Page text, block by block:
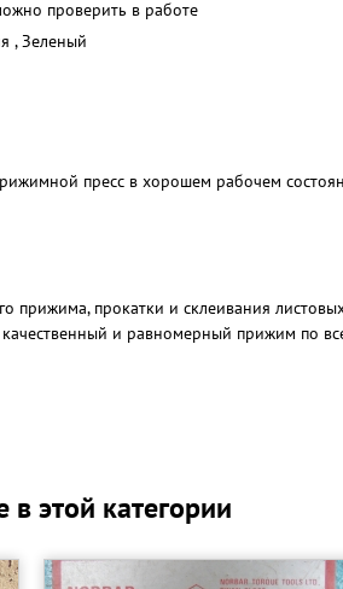
проверить в работе
,Зеленый
пресс в хорошем рабочем
прижима, прокатки и склеивания
качественный и равномерный прижим по
задач:
этой категории